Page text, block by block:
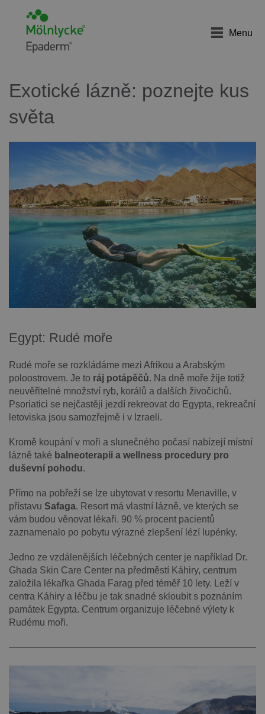
Menu
Exotické lázně: poznejte kus
světa
Egypt: Rudé moře
Rudé moře se rozkládáme mezi Afrikou a Arabským
poloostrovem. Je to ráj potápěčů. Na dně moře žije totiž
neuvěřitelné množství ryb, korálů a dalších živočichů.
Psoriatici se nejčastěji jezdí rekreovat do Egypta, rekreační
letoviska jsou samozřejmě i v Izraeli.
Kromě koupání v moři a slunečného počasí nabízejí místní
lázně také balneoterapii a wellness procedury pro
duševní pohodu.
Přímo na pobřeží se lze ubytovat v resortu Menaville, v
přístavu Safaga. Resort má vlastní lázně, ve kterých se
vám budou věnovat lékaři. 90 % procent pacientů
zaznamenalo po pobytu výrazné zlepšení lézí lupénky.
Jedno ze vzdálenějších léčebných center je například Dr.
Ghada Skin Care Center na předměstí Káhiry, centrum
založila lékařka Ghada Farag před téměř 10 lety. Leží v
centra Káhiry a léčbu je tak snadné skloubit s poznáním
památek Egypta. Centrum organizuje léčebné výlety k
Rudému moři.